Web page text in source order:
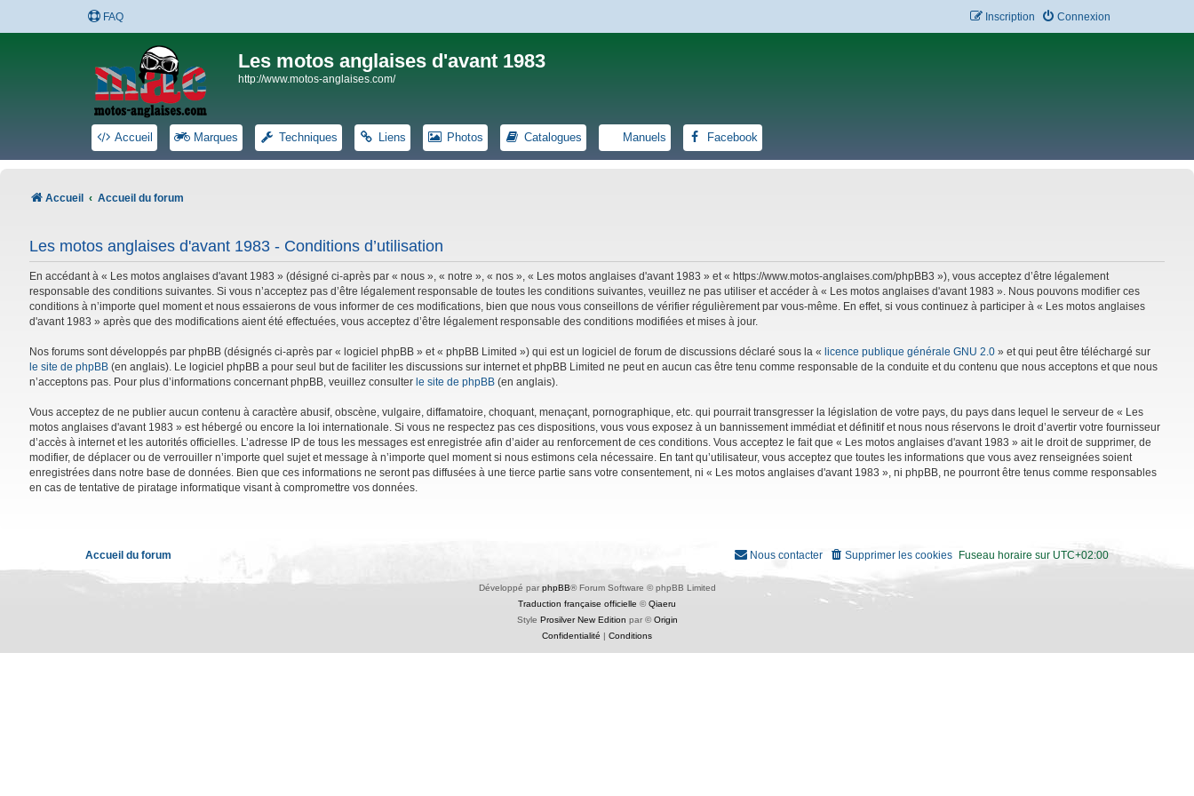
FAQ Connexion
Inscription
Les motos anglaises d'avant 1983
http://www.motos-anglaises.com/
Accueil Marques Techniques Liens Photos Catalogues Manuels Facebook
Accueil Accueil du forum
Les motos anglaises d'avant 1983 - Conditions d’utilisation
En accédant à « Les motos anglaises d'avant 1983 » (désigné ci-après par « nous », « notre », « nos », « Les motos anglaises d'avant 1983 » et « https://www.motos-anglaises.com/phpBB3 »), vous acceptez d’être légalement
responsable des conditions suivantes. Si vous n’acceptez pas d’être légalement responsable de toutes les conditions suivantes, veuillez ne pas utiliser et accéder à « Les motos anglaises d'avant 1983 ». Nous pouvons modifier ces
conditions à n’importe quel moment et nous essaierons de vous informer de ces modifications, bien que nous vous conseillons de vérifier régulièrement par vous-même. En effet, si vous continuez à participer à « Les motos anglaises
d'avant 1983 » après que des modifications aient été effectuées, vous acceptez d’être légalement responsable des conditions modifiées et mises à jour.
Nos forums sont développés par phpBB (désignés ci-après par « logiciel phpBB » et « phpBB Limited ») qui est un logiciel de forum de discussions déclaré sous la « licence publique générale GNU 2.0 » et qui peut être téléchargé sur
le site de phpBB (en anglais). Le logiciel phpBB a pour seul but de faciliter les discussions sur internet et phpBB Limited ne peut en aucun cas être tenu comme responsable de la conduite et du contenu que nous acceptons et que nous
n’acceptons pas. Pour plus d’informations concernant phpBB, veuillez consulter le site de phpBB (en anglais).
Vous acceptez de ne publier aucun contenu à caractère abusif, obscène, vulgaire, diffamatoire, choquant, menaçant, pornographique, etc. qui pourrait transgresser la législation de votre pays, du pays dans lequel le serveur de « Les
motos anglaises d'avant 1983 » est hébergé ou encore la loi internationale. Si vous ne respectez pas ces dispositions, vous vous exposez à un bannissement immédiat et définitif et nous nous réservons le droit d’avertir votre fournisseur
d’accès à internet et les autorités officielles. L’adresse IP de tous les messages est enregistrée afin d’aider au renforcement de ces conditions. Vous acceptez le fait que « Les motos anglaises d'avant 1983 » ait le droit de supprimer, de
modifier, de déplacer ou de verrouiller n’importe quel sujet et message à n’importe quel moment si nous estimons cela nécessaire. En tant qu’utilisateur, vous acceptez que toutes les informations que vous avez renseignées soient
enregistrées dans notre base de données. Bien que ces informations ne seront pas diffusées à une tierce partie sans votre consentement, ni « Les motos anglaises d'avant 1983 », ni phpBB, ne pourront être tenus comme responsables
en cas de tentative de piratage informatique visant à compromettre vos données.
Accueil du forum Fuseau horaire sur UTC+02:00
Supprimer les cookies
Nous contacter
Développé par phpBB® Forum Software © phpBB Limited
Traduction française officielle ©Qiaeru
Style Prosilver New Edition par ©Origin
Confidentialité
Conditions